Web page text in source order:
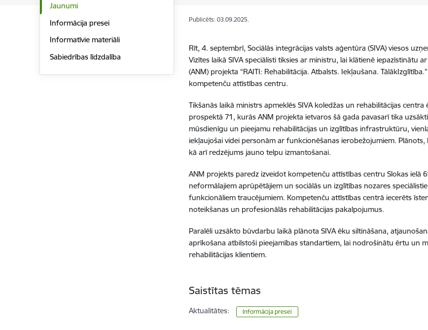
Jaunumi
Informācija presei
Informatīvie materiāli
Sabiedrības līdzdalība
Publicēts: 03.09.2025.
Rīt, 4. septembrī, Sociālās integrācijas valsts aģentūra (SIVA) viesos
Vizītes laikā SIVA speciālisti tiksies ar ministru, lai klātienē iepazīstinātu
(ANM) projekta “RAITI: Rehabilitācija. Atbalsts. Iekļaušana.
kompetenču attīstības centru.
Tikšanās laikā ministrs apmeklēs SIVA koledžas un rehabilitācijas
prospektā 71, kurās ANM projekta ietvaros šā gada pavasarī tika
mūsdienīgu un pieejamu rehabilitācijas un izglītības infrastruktūru,
iekļaujošai videi personām ar funkcionēšanas ierobežojumiem.
kā arī redzējums jauno telpu izmantošanai.
ANM projekts paredz izveidot kompetenču attīstības centru Slokas ielā
neformālajiem aprūpētājiem un sociālās un izglītības nozares
funkcionāliem traucējumiem. Kompetenču attīstības centrā iecerēts
noteikšanas un profesionālās rehabilitācijas pakalpojumus.
Paralēli uzsākto būvdarbu laikā plānota SIVA ēku siltināšana,
aprīkošana atbilstoši pieejamības standartiem, lai nodrošinātu ērtu un
rehabilitācijas klientiem.
Saistītas tēmas
Aktualitātes: Informācija presei